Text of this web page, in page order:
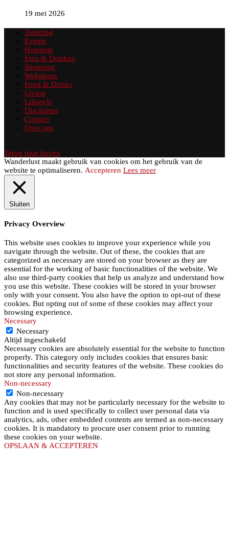
19 mei 2026
Trending
Events
Hotspots
Eten & Drinken
Shopping
Webshops
Food & Drinks
Living
Lifestyle
Disclaimer
Contact
Over ons
Terug naar boven
Wanderlust maakt gebruik van cookies om het gebruik van de
website te optimaliseren. Accepteren Lees meer
Sluiten
Privacy Overview
This website uses cookies to improve your experience while you
navigate through the website. Out of these, the cookies that are
categorized as necessary are stored on your browser as they are
essential for the working of basic functionalities of the website. We
also use third-party cookies that help us analyze and understand how
you use this website. These cookies will be stored in your browser
only with your consent. You also have the option to opt-out of these
cookies. But opting out of some of these cookies may affect your
browsing experience.
Necessary
Necessary
Altijd ingeschakeld
Necessary cookies are absolutely essential for the website to function
properly. This category only includes cookies that ensures basic
functionalities and security features of the website. These cookies do
not store any personal information.
Non-necessary
Non-necessary
Any cookies that may not be particularly necessary for the website to
function and is used specifically to collect user personal data via
analytics, ads, other embedded contents are termed as non-necessary
cookies. It is mandatory to procure user consent prior to running
these cookies on your website.
OPSLAAN & ACCEPTEREN